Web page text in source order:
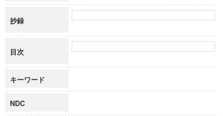
抄録
目次
キーワード
NDC